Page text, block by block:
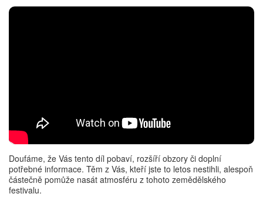
Doufáme, že Vás tento díl pobaví, rozšíří obzory či doplní
potřebné informace. Těm z Vás, kteří jste to letos nestihli, alespoň
částečně pomůže nasát atmosféru z tohoto zemědělského
festivalu.